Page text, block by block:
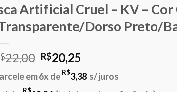
Artificial Cruel – KV – Cor
Dorso Preto/
22,00 O
preço
original
R$20,25
atual
em 6x de R$3,38 s/ juros
R$